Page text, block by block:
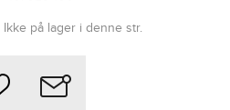
Ikke på lager i denne str.